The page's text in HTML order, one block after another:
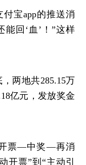
宝app的推送消
回‘血’！”这样
两地共285.15万
亿元，发放奖金
票—中奖—再消
开票”到“主动引